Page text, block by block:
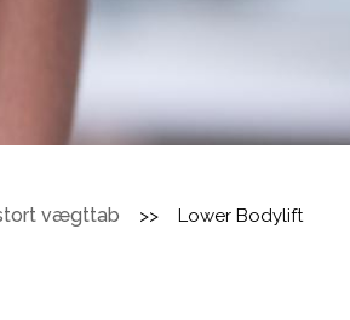
vægttab >> Lower Bodylift